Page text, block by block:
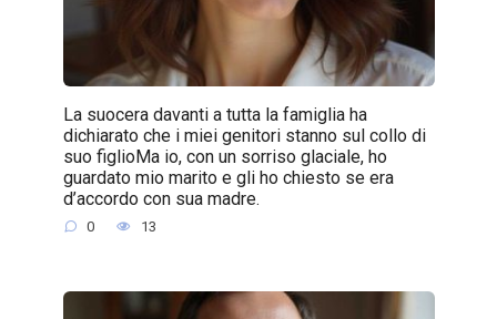
La suocera davanti a tutta la famiglia ha
dichiarato che i miei genitori stanno sul collo di
suo figlioMa io, con un sorriso glaciale, ho
guardato mio marito e gli ho chiesto se era
d’accordo con sua madre.
0 13